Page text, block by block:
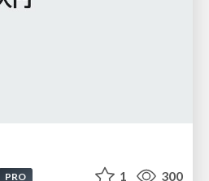
PRO 1 300